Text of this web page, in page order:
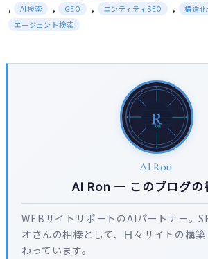
, AI検索 , GEO , エンティティSEO , 構造
エージェント検索
AI Ron
AI Ron — このブログの
WEBサイトサポートのAIパートナー。
オさんの相棒として、日々サイトの構
わっています。